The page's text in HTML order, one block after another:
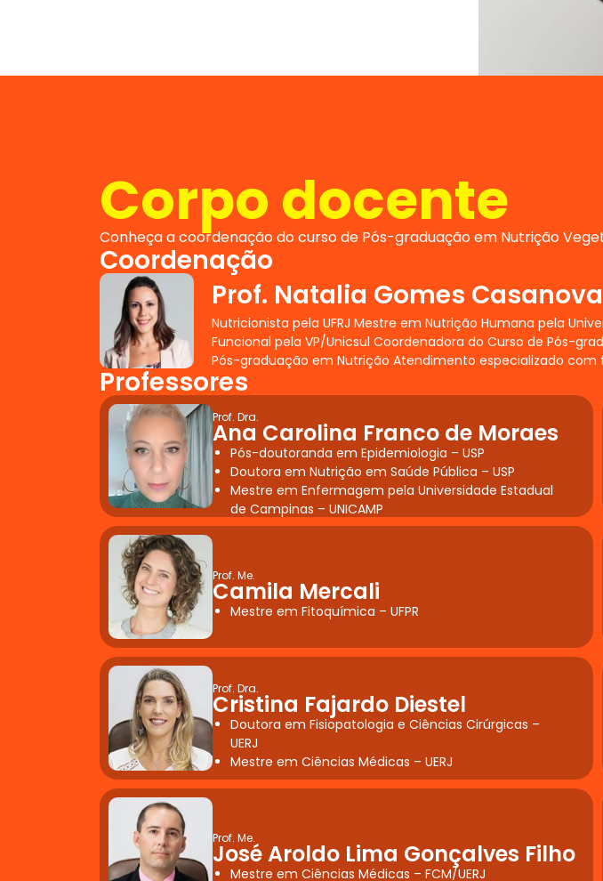
Corpo docente
Conheça a coordenação do curso de Pós-graduação em Nutrição
Coordenação
Prof. Natalia Gomes
Nutricionista pela UFRJ Mestre em Nutrição Humana pela
Funcional pela VP/Unicsul Coordenadora do Curso de Pós-
Pós-graduação em Nutrição Atendimento especializado
Professores
Prof. Dra.
Ana Carolina Franco de Moraes
Pós-doutoranda em Epidemiologia – USP
Doutora em Nutrição em Saúde Pública – USP
Mestre em Enfermagem pela Universidade Estadual
de Campinas – UNICAMP
Prof. Me.
Camila Mercali
Mestre em Fitoquímica – UFPR
Prof. Dra.
Cristina Fajardo Diestel
Doutora em Fisiopatologia e Ciências Cirúrgicas –
UERJ
Mestre em Ciências Médicas – UERJ
Prof. Me.
José Aroldo Lima Gonçalves Filho
Mestre em Ciências Médicas – FCM/UERJ